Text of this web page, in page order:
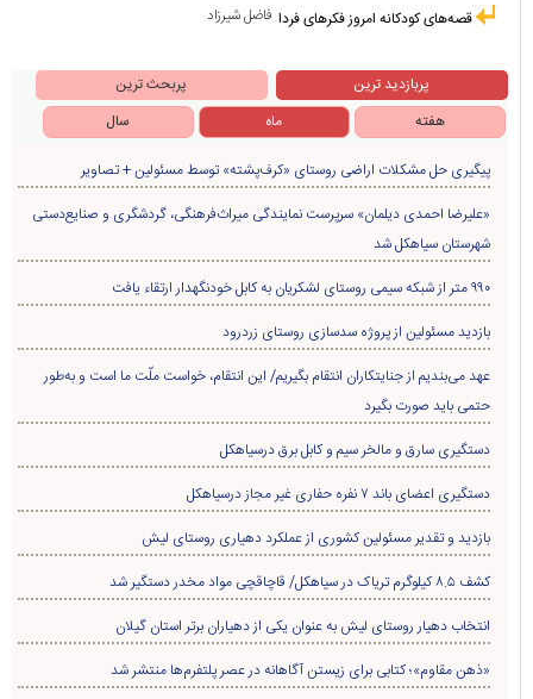
فاضل شیرزاد قصه‌های کودکانه امروز فکرهای فردا
پربازدید ترین
پربحث ترین
هفته
ماه سال
پیگیری حل مشکلات اراضی روستای «کرف‌پشته» توسط مسئولین + تصاویر
«علیرضا احمدی دیلمان» سرپرست نمایندگی میراث‌فرهنگی، گردشگری و صنایع‌دستی
شهرستان سیاهکل شد
۹۹۰ متر از شبکه سیمی روستای لشکریان به کابل خودنگهدار ارتقاء یافت
بازدید مسئولین از پروژه سدسازی روستای زردرود
عهد می‌بندیم از جنایتکاران انتقام بگیریم/ این انتقام، خواست ملّت ما است و به‌طور
حتمی باید صورت بگیرد
دستگیری سارق و مالخر سیم و کابل برق درسیاهکل
دستگیری اعضای باند ۷ نفره حفاری غير مجاز درسیاهکل
بازدید و تقدیر مسئولین کشوری از عملکرد دهیاری روستای لیش
کشف ۸.۵ کیلوگرم تریاک در سیاهکل/ قاچاقچی مواد مخدر دستگیر شد
انتخاب دهیار روستای لیش به عنوان یکی از دهیاران برتر استان گیلان
«ذهن مقاوم»؛ کتابی برای زیستن آگاهانه در عصر پلتفرم‌ها منتشر شد